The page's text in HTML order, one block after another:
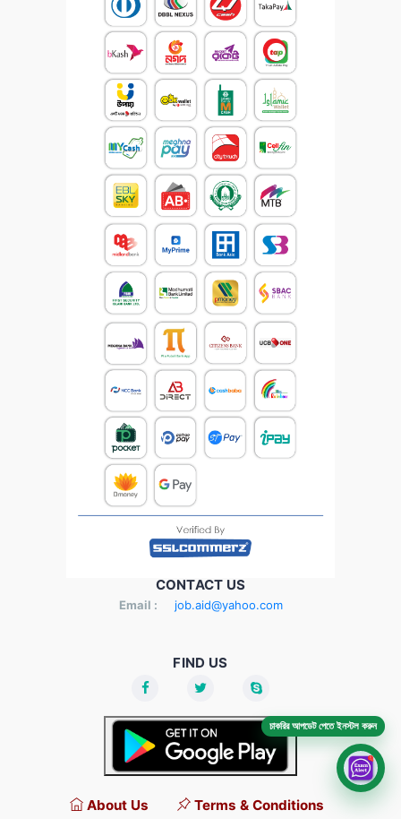
CONTACT US
Email : job.aid@yahoo.com
FIND US
About Us
Terms & Conditions
চাকরির আপডেট পেতে ইনস্টল করুন